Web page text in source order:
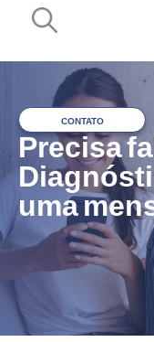
CONTATO
Precisa
uma